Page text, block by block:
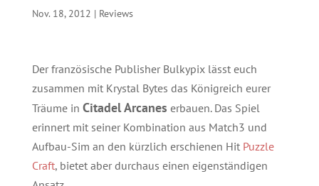
Nov. 18, 2012 | Reviews
Der französische Publisher Bulkypix lässt euch
zusammen mit Krystal Bytes das Königreich eurer
Träume in Citadel Arcanes erbauen. Das Spiel
erinnert mit seiner Kombination aus Match3 und
Aufbau-Sim an den kürzlich erschienen Hit Puzzle
Craft, bietet aber durchaus einen eigenständigen